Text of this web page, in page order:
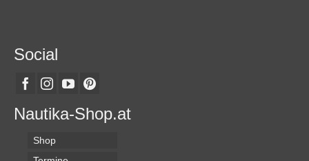
Social
Nautika-Shop.at
Shop